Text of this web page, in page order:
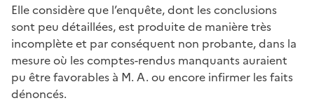
Elle considère que l’enquête, dont les conclusions
sont peu détaillées, est produite de manière très
incomplète et par conséquent non probante, dans la
mesure où les comptes-rendus manquants auraient
pu être favorables à M. A. ou encore infirmer les faits
dénoncés.